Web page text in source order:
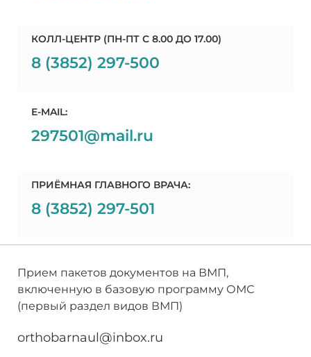
КОЛЛ-ЦЕНТР (ПН-ПТ C 8.00 ДО 17.00)
8 (3852) 297-500
E-MAIL:
297501@mail.ru
ПРИЁМНАЯ ГЛАВНОГО ВРАЧА:
8 (3852) 297-501
Прием пакетов документов на ВМП,
включенную в базовую программу ОМС
(первый раздел видов ВМП)
orthobarnaul@inbox.ru